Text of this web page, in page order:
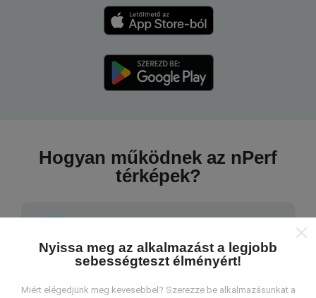
Hogyan működnek az nPerf
térképek?
Nyissa meg az alkalmazást a legjobb
sebességteszt élményért!
Miért elégedjünk meg kevesebbel? Szerezze be alkalmazásunkat a